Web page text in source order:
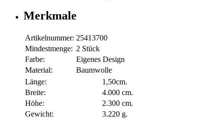
Merkmale
Artikelnummer: 25413700
Mindestmenge: 2 Stück
Farbe:
Eigenes Design
Material:
Baumwolle
Länge:
1,50cm.
Breite:
4.000 cm.
Höhe:
2.300 cm.
Gewicht:
3.220 g.